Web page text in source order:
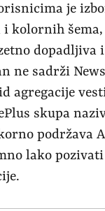
je
kolornih
dopadljiva
ne sadrži
agregacije
skupa
podržava
lako